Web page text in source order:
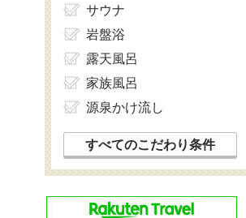
サウナ
岩盤浴
露天風呂
家族風呂
源泉かけ流し
すべてのこだわり条件